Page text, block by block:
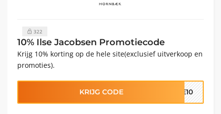
322
10% Ilse Jacobsen Promotiecode
Krijg 10% korting op de hele site(exclusief uitverkoop en
promoties).
KRIJG CODE ME10